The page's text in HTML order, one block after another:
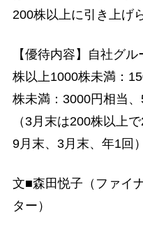
200株以上に引き上げ
【優待内容】自社グ
株以上1000株未満：
株未満：3000円相当
（3月末は200株以上
9月末、3月末、年1回）
文■森田悦子（ファイ
ター）